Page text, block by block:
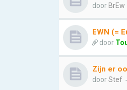
door BrEw
EWN (=
door
Zijn er
doorStef